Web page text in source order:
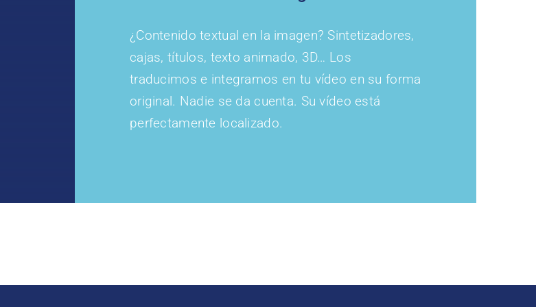
¿Contenido textual en la imagen? Sintetizadores,
cajas, títulos, texto animado, 3D… Los
traducimos e integramos en tu vídeo en su forma
original. Nadie se da cuenta. Su vídeo está
perfectamente localizado.